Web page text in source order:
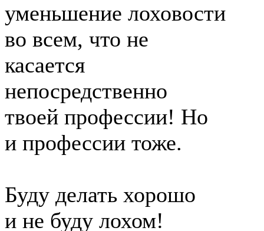
уменьшение лоховости
во всем, что не
касается
непосредственно
твоей профессии! Но
и профессии тоже.
Буду делать хорошо
и не буду лохом!